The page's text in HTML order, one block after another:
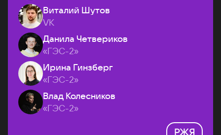
Виталий Шутов
VK
Данила Четвериков
«ГЭС-2»
Ирина Гинзберг
«ГЭС-2»
Влад Колесников
«ГЭС-2»
РЖЯ